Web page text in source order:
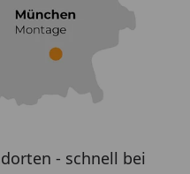
- schnell bei